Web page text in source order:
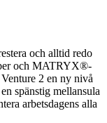
och alltid redo
och MATRYX®-
2 en ny nivå
spänstig mellansula
arbetsdagens alla